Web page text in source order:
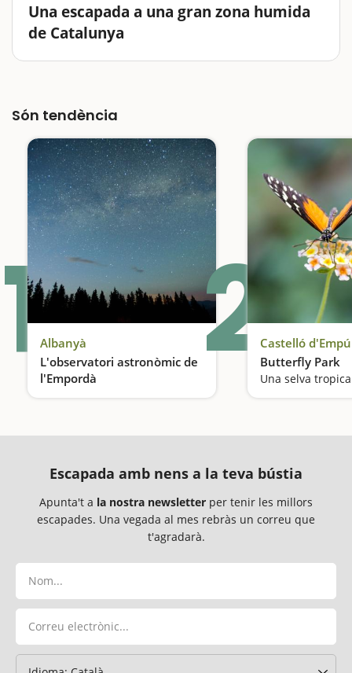
Una escapada a una gran zona humida
de Catalunya
A l'Alt Empordà trobareu tot allò que esteu buscant si
realment interessants, àrees naturals
Són tendència
1Albanyà
L'observatori astronòmic de
l'Empordà
Les estrelles a l'abast
2Castelló
Butterfly Park
Una selva
Escapada amb nens a la teva bústia
Apunta't a la nostra newsletter per tenir les millors
escapades. Una vegada al mes rebràs un correu que
t'agradarà.